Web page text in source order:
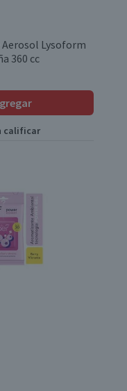
Lysoform
360 cc
calificar